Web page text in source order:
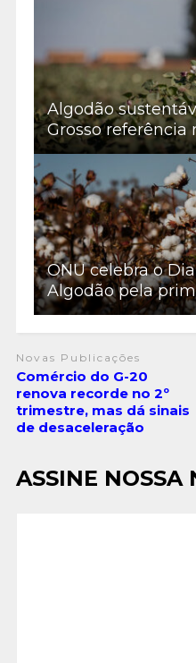
Algodão
Grosso referência
ONU celebra o
Algodão pela
Novas Publicações
Comércio do G-20
renova recorde no 2º
trimestre, mas dá sinais
de desaceleração
ASSINE NOSSA